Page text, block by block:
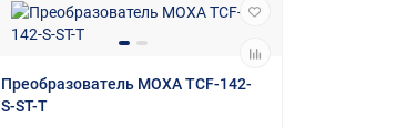
Преобразователь MOXA TCF-142-
S-ST-T